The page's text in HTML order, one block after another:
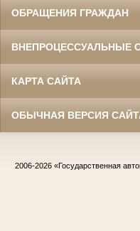
ОБРАЩЕНИЯ ГРАЖДАН
ВНЕПРОЦЕССУАЛЬНЫЕ
КАРТА САЙТА
ОБЫЧНАЯ ВЕРСИЯ
2006-2026 «Государственная